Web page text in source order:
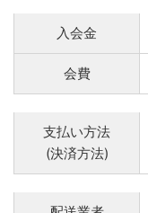
入会金
会費
支払い方法
(決済方法)